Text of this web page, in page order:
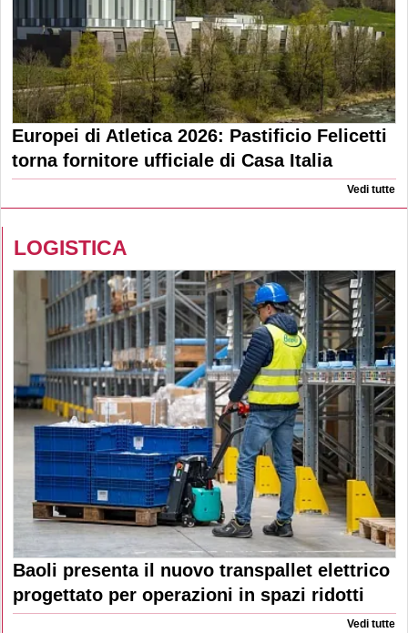
Europei di Atletica 2026: Pastificio Felicetti
torna fornitore ufficiale di Casa Italia
Vedi tutte
LOGISTICA
Baoli presenta il nuovo transpallet elettrico
progettato per operazioni in spazi ridotti
Vedi tutte